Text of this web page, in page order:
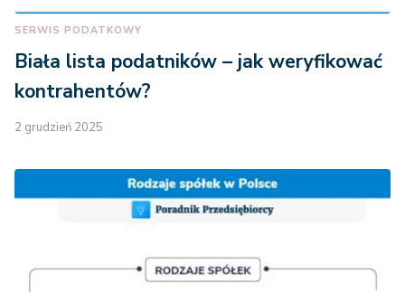
SERWIS PODATKOWY
Biała lista podatników – jak weryfikować
kontrahentów?
2 grudzień 2025